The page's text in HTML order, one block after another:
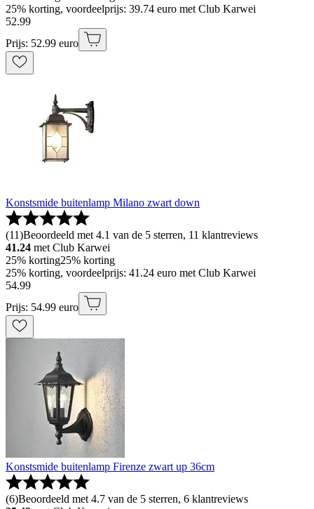
25% korting, voordeelprijs: 39.74 euro met Club Karwei
52.99
Prijs: 52.99 euro
Konstsmide buitenlamp Milano zwart down
(11)Beoordeeld met 4.1 van de 5 sterren, 11 klantreviews
41.24 met Club Karwei
25% korting25% korting
25% korting, voordeelprijs: 41.24 euro met Club Karwei
54.99
Prijs: 54.99 euro
Konstsmide buitenlamp Firenze zwart up 36cm
(6)Beoordeeld met 4.7 van de 5 sterren, 6 klantreviews